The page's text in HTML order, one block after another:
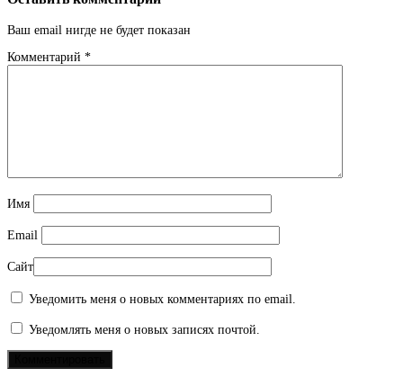
Ваш email нигде не будет показан
Комментарий *
Имя
Email
Сайт
Уведомить меня о новых комментариях по email.
Уведомлять меня о новых записях почтой.